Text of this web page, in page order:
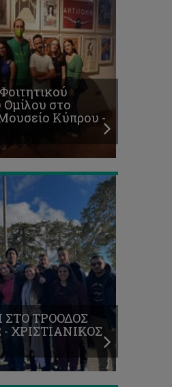
στο
Κύπρου -
ΤΡΟΟΔΟΣ
- ΧΡΙΣΤΙΑΝΙΚΟΣ